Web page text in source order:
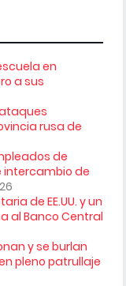
en
a sus
rusa de
de
de
de EE.UU. y un
al Banco Central
y se burlan
pleno patrullaje